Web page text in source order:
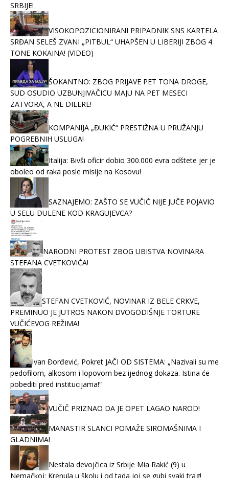
SRBIJE!
VISOKOPOZICIONIRANI PRIPADNIK SNS KARTELA
SRĐAN SELEŠ ZVANI „PITBUL“ UHAPŠEN U LIBERIJI ZBOG 4
TONE KOKAINA! (VIDEO)
ŠOKANTNO: ZBOG PRIJAVE PET TONA DROGE,
SUD OSUDIO UZBUNJIVAČICU MAJU NA PET MESECI
ZATVORA, A NE DILERE!
KOMPANIJA „ĐUKIĆ“ PRESTIŽNA U PRUŽANJU
POGREBNIH USLUGA!
Italija: Bivši oficir dobio 300.000 evra odštete jer je
oboleo od raka posle misije na Kosovu!
SAZNAJEMO: ZAŠTO SE VUČIĆ NIJE JUČE POJAVIO
U SELU DULENE KOD KRAGUJEVCA?
NARODNI PROTEST ZBOG UBISTVA NOVINARA
STEFANA CVETKOVIĆA!
STEFAN CVETKOVIĆ, NOVINAR IZ BELE CRKVE,
PREMINUO JE JUTROS NAKON DVOGODIŠNJE TORTURE
VUČIĆEVOG REŽIMA!
Ivan Đorđević, Pokret JAČI OD SISTEMA: „Nazivali su me
pedofilom, alkosom i lopovom bez ijednog dokaza. Istina će
pobediti pred institucijama!“
VUČIČ PRIZNAO DA JE OPET LAGAO NAROD!
MANASTIR SLANCI POMAŽE SIROMAŠNIMA I
GLADNIMA!
Nestala devojčica iz Srbije Mia Rakić (9) u
Nemačkoj: Krenula u školu i od tada joj se gubi svaki trag!